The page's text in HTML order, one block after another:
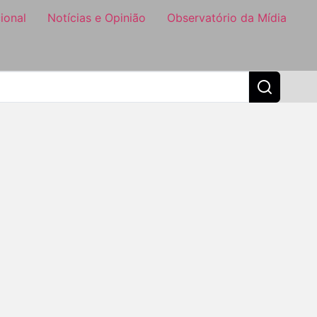
Notícias e Opinião Observatório da Mídia